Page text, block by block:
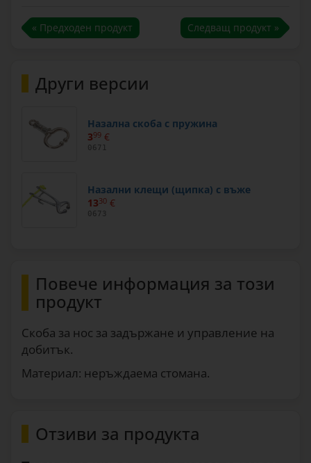
« Предходен продукт Следващ продукт »
Други версии
Назална скоба с пружина
399 €
0671
Назални клещи (щипка) с въже
1330 €
0673
Повече информация за този
продукт
Скоба за нос за задържане и управление на
добитък.
Материал: неръждаема стомана.
Отзиви за продукта